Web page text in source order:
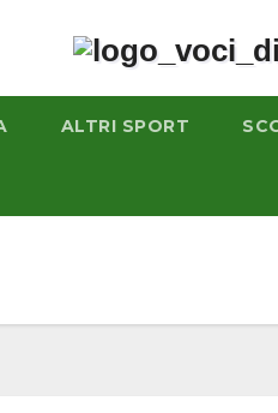
ALTRI SPORT